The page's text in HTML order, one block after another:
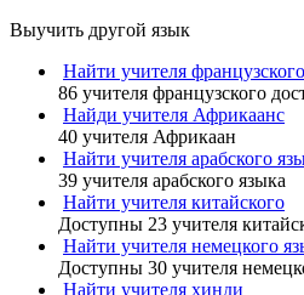
Выучить другой язык
Найти учителя французского
86 учителя французского
Найди учителя Африкаанс
40 учителя Африкаан
Найти учителя арабского
39 учителя арабского языка
Найти учителя китайского
Доступны 23 учителя
Найти учителя немецкого
Доступны 30 учителя
Найти учителя хинди